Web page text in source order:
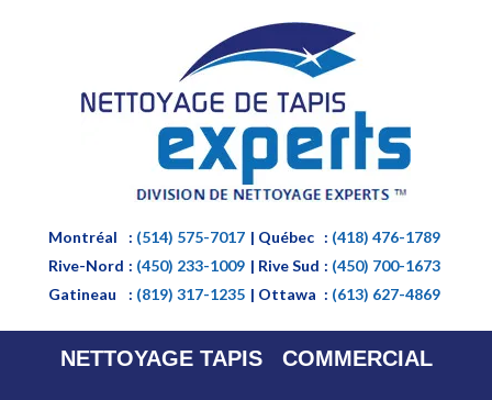
Montréal : (514) 575-7017 | Québec : (418) 476-1789
Rive-Nord : (450) 233-1009 | Rive Sud : (450) 700-1673
Gatineau
: (819) 317-1235 | Ottawa : (613) 627-4869
NETTOYAGE TAPIS COMMERCIAL